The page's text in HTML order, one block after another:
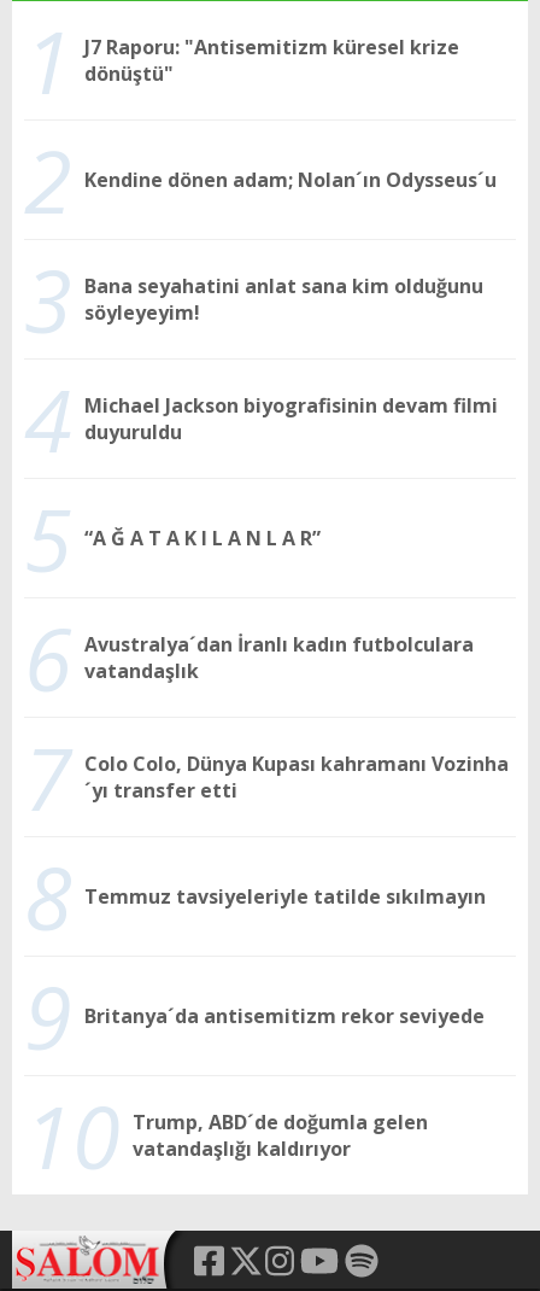
1
J7 Raporu: "Antisemitizm küresel krize
dönüştü"
2 Kendine dönen adam; Nolan´ın Odysseus´u
3 Bana seyahatini anlat sana kim olduğunu
söyleyeyim!
4 Michael Jackson biyografisinin devam filmi
duyuruldu
5 “A Ğ A T A K I L A N L A R”
6 Avustralya´dan İranlı kadın futbolculara
vatandaşlık
7 Colo Colo, Dünya Kupası kahramanı Vozinha
´yı transfer etti
8 Temmuz tavsiyeleriyle tatilde sıkılmayın
9 Britanya´da antisemitizm rekor seviyede
10 Trump, ABD´de doğumla gelen
vatandaşlığı kaldırıyor